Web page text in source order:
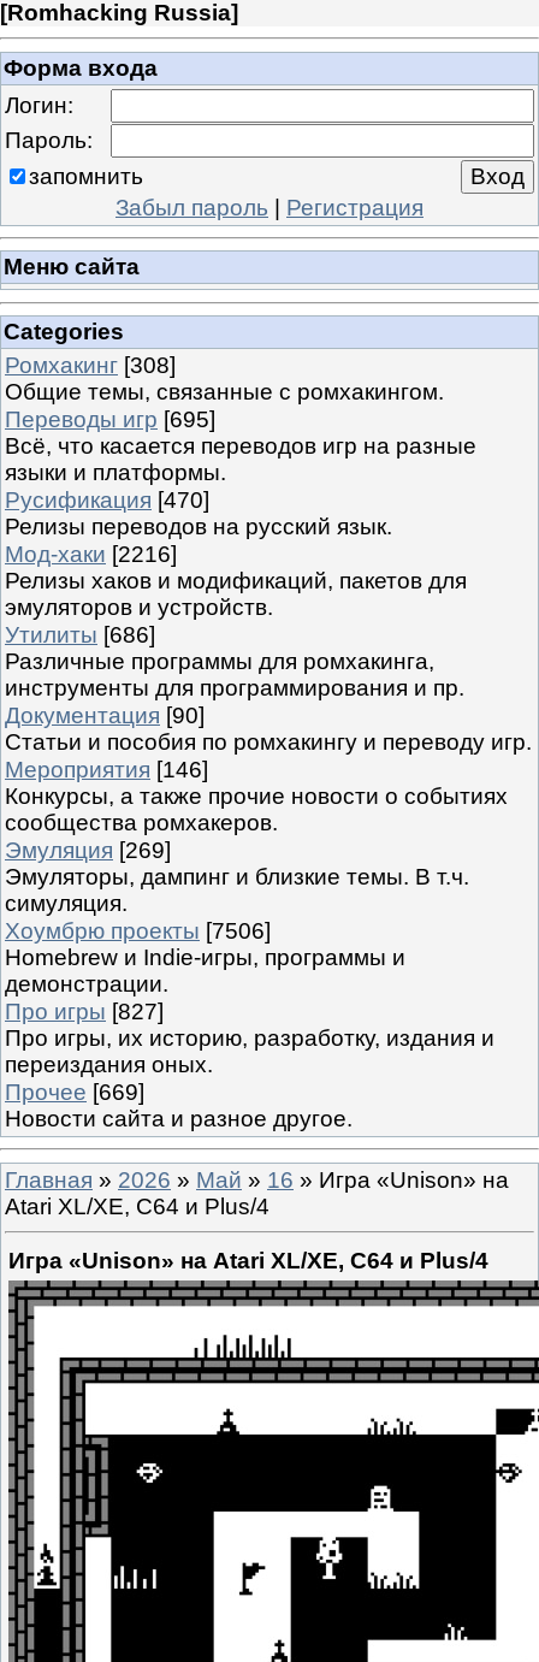
[Romhacking Russia]
Форма входа
Логин:
Пароль:
запомнить
Забыл пароль | Регистрация
Меню сайта
Categories
Ромхакинг [308]
Общие темы, связанные с ромхакингом.
Переводы игр [695]
Всё, что касается переводов игр на разные
языки и платформы.
Русификация [470]
Релизы переводов на русский язык.
Мод-хаки [2216]
Релизы хаков и модификаций, пакетов для
эмуляторов и устройств.
Утилиты [686]
Различные программы для ромхакинга,
инструменты для программирования и пр.
Документация [90]
Статьи и пособия по ромхакингу и переводу игр.
Мероприятия [146]
Конкурсы, а также прочие новости о событиях
сообщества ромхакеров.
Эмуляция [269]
Эмуляторы, дампинг и близкие темы. В т.ч.
симуляция.
Хоумбрю проекты [7506]
Homebrew и Indie-игры, программы и
демонстрации.
Про игры [827]
Про игры, их историю, разработку, издания и
переиздания оных.
Прочее [669]
Новости сайта и разное другое.
Главная » 2026 » Май » 16 » Игра «Unison» на
Atari XL/XE, C64 и Plus/4
Игра «Unison» на Atari XL/XE, C64 и Plus/4